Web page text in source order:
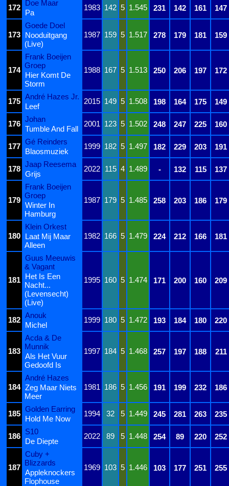
172
Doe Maar
1983 142 5 1.545 231 142 161 147
Pa
173
Goede Doel
1987 159 5 1.517 278 179 181 159
Nooduitgang
(Live)
174
Frank Boeijen
Groep
1988 167 5 1.513 250 206 197 172
Hier Komt De
Storm
175
André Hazes Jr.
2015 149 5 1.508 198 164 175 149
Leef
176
Johan
2001 123 5 1.502 248 247 225 160
Tumble And Fall
177
Gé Reinders
1999 182 5 1.497 182 229 203 191
Blaosmuziek
178
Jaap Reesema
2022 115 4 1.489 - 132 115 137
Grijs
179
Frank Boeijen
Groep
1987 179 5 1.485 258 203 186 179
Winter In
Hamburg
180
Klein Orkest
1982 166 5 1.479 224 212 166 181
Laat Mij Maar
Alleen
181
Guus Meeuwis
& Vagant
1995 160 5 1.474 171 200 160 209
Het Is Een
Nacht...
(Levensecht)
(Live)
182
Anouk
1999 180 5 1.472 193 184 180 220
Michel
183
Acda & De
Munnik
1997 184 5 1.468 257 197 188 211
Als Het Vuur
Gedoofd Is
184
André Hazes
1981 186 5 1.456 191 199 232 186
Zeg Maar Niets
Meer
185
Golden Earring
1994 32 5 1.449 245 281 263 235
Hold Me Now
186
S10
2022 89 5 1.448 254 89 220 252
De Diepte
187
Cuby +
Blizzards
1969 103 5 1.446 103 177 251 255
Appleknockers
Flophouse